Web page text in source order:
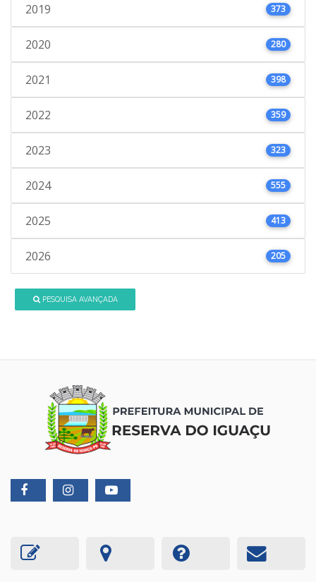
2019 373
2020 280
2021 398
2022 359
2023 323
2024 555
2025 413
2026 205
PESQUISA AVANÇADA